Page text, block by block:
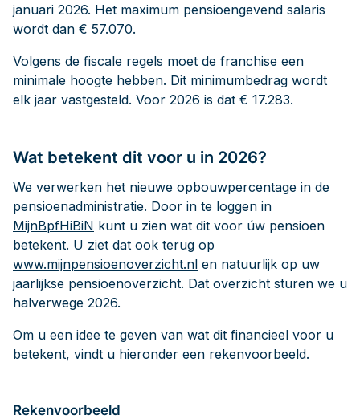
januari 2026. Het maximum pensioengevend salaris
wordt dan € 57.070.
Volgens de fiscale regels moet de franchise een
minimale hoogte hebben. Dit minimumbedrag wordt
elk jaar vastgesteld. Voor 2026 is dat € 17.283.
Wat betekent dit voor u in 2026?
We verwerken het nieuwe opbouwpercentage in de
pensioenadministratie. Door in te loggen in
MijnBpfHiBiN kunt u zien wat dit voor úw pensioen
betekent. U ziet dat ook terug op
www.mijnpensioenoverzicht.nl en natuurlijk op uw
jaarlijkse pensioenoverzicht. Dat overzicht sturen we u
halverwege 2026.
Om u een idee te geven van wat dit financieel voor u
betekent, vindt u hieronder een rekenvoorbeeld.
Rekenvoorbeeld